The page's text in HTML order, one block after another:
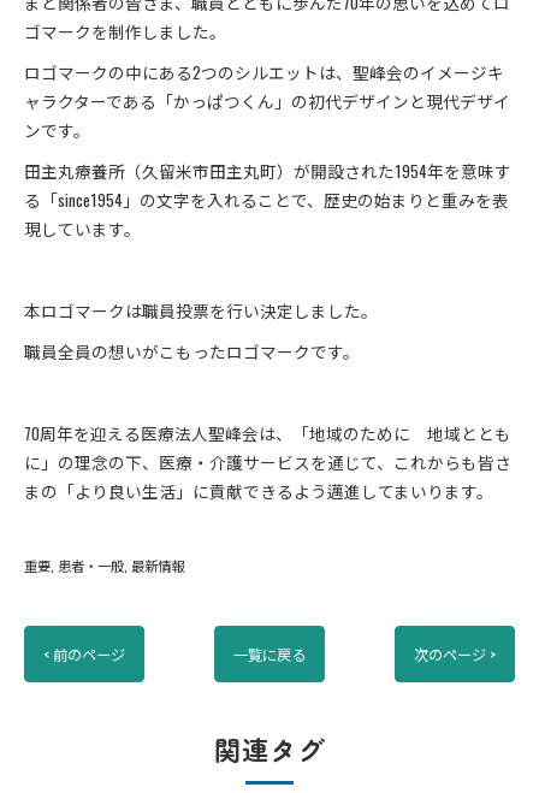
ゴマークを制作しました。
ロゴマークの中にある2つのシルエットは、聖峰会のイメージキ
ャラクターである「かっぱつくん」の初代デザインと現代デザイ
ンです。
田主丸療養所（久留米市田主丸町）が開設された1954年を意味す
る「since1954」の文字を入れることで、歴史の始まりと重みを表
現しています。
本ロゴマークは職員投票を行い決定しました。
職員全員の想いがこもったロゴマークです。
70周年を迎える医療法人聖峰会は、「地域のために 地域ととも
に」の理念の下、医療・介護サービスを通じて、これからも皆さ
まの「より良い生活」に貢献できるよう邁進してまいります。
重要 患者・一般 最新情報
< 前のページ 一覧に戻る 次のページ >
関連タグ